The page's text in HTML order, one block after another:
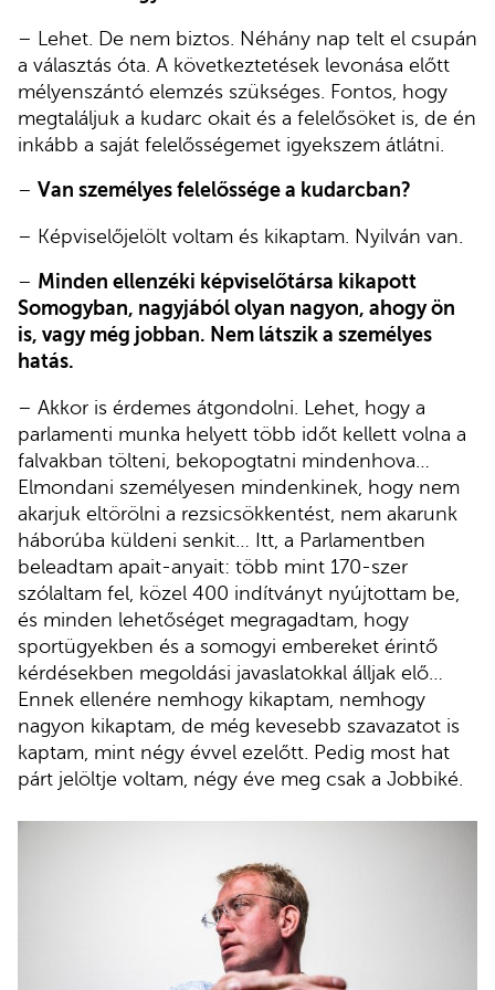
– Lehet. De nem biztos. Néhány nap telt el csupán
a választás óta. A következtetések levonása előtt
mélyenszántó elemzés szükséges. Fontos, hogy
megtaláljuk a kudarc okait és a felelősöket is, de én
inkább a saját felelősségemet igyekszem átlátni.
– Van személyes felelőssége a kudarcban?
– Képviselőjelölt voltam és kikaptam. Nyilván van.
– Minden ellenzéki képviselőtársa kikapott
Somogyban, nagyjából olyan nagyon, ahogy ön
is, vagy még jobban. Nem látszik a személyes
hatás.
– Akkor is érdemes átgondolni. Lehet, hogy a
parlamenti munka helyett több időt kellett volna a
falvakban tölteni, bekopogtatni mindenhova…
Elmondani személyesen mindenkinek, hogy nem
akarjuk eltörölni a rezsicsökkentést, nem akarunk
háborúba küldeni senkit… Itt, a Parlamentben
beleadtam apait-anyait: több mint 170-szer
szólaltam fel, közel 400 indítványt nyújtottam be,
és minden lehetőséget megragadtam, hogy
sportügyekben és a somogyi embereket érintő
kérdésekben megoldási javaslatokkal álljak elő…
Ennek ellenére nemhogy kikaptam, nemhogy
nagyon kikaptam, de még kevesebb szavazatot is
kaptam, mint négy évvel ezelőtt. Pedig most hat
párt jelöltje voltam, négy éve meg csak a Jobbiké.